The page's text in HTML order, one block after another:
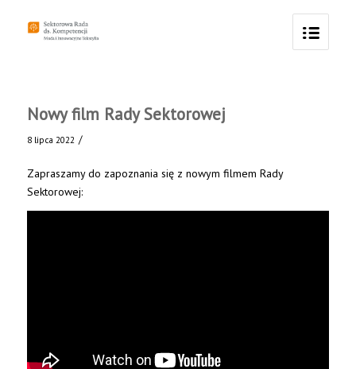
Nowy film Rady Sektorowej
8 lipca 2022 /
Zapraszamy do zapoznania się z nowym filmem Rady
Sektorowej: